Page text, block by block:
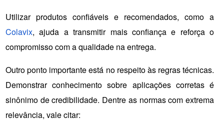
Colavix, ajuda a transmitir mais confiança e reforça o
compromisso com a qualidade na entrega.
Outro ponto importante está no respeito às regras técnicas.
Demonstrar conhecimento sobre aplicações corretas é
sinônimo de credibilidade. Dentre as normas com extrema
relevância, vale citar: